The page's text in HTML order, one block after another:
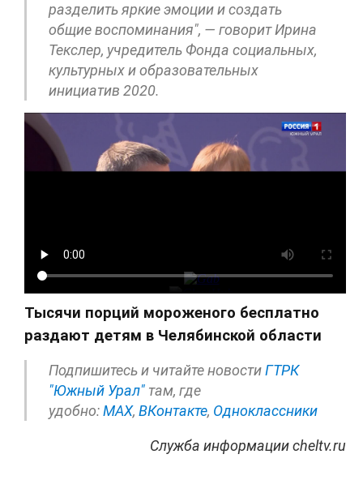
разделить яркие эмоции и создать
общие воспоминания", — говорит Ирина
Текслер, учредитель Фонда социальных,
культурных и образовательных
инициатив 2020.
Тысячи порций мороженого бесплатно
раздают детям в Челябинской области
Подпишитесь и читайте новостиГТРК
"Южный Урал" там, где
удобно:МАХ, ВКонтакте, Одноклассники
Служба информации cheltv.ru